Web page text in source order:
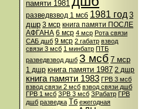
памяти 1981
разведвзвод 1 мсб 1981 год 3
дшр 3 мср книга памяти ПОСЛЕ
АФГАНА 6 мср 4 мср Рота связи
САБ дшб 9 мср 2 габатр взвод
связи 3 мсб 1 минбатр ПТБ
разведвзвод дшб 3 мсб 7 мср
1 дшр книга памяти 1987 2 дшр
книга памяти 1983 ГРВ 3 мсб
взвод связи 2 мсб взвод связи дшб
ГРВ 1 мсб ЗРВ 3 мсб ЗРабатр ГРВ
дшб разведка Тб ежегодная